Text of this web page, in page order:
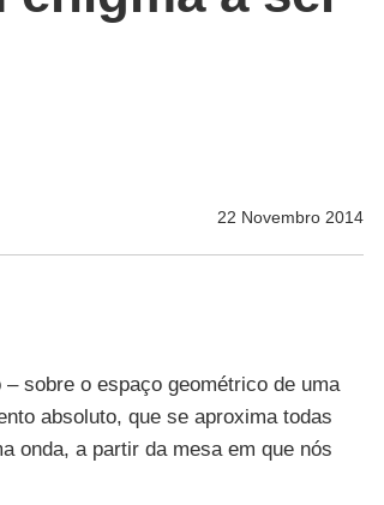
22 Novembro 2014
sobre o espaço geométrico de uma
absoluto, que se aproxima todas
onda, a partir da mesa em que nós